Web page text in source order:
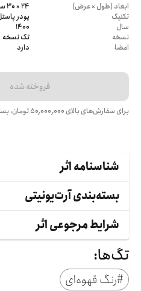
ابعاد (طول × عرض)
24 × 30 سانتی‌متر
تکنیک
پودر
سال
1400
نسخه
تک نسخه
امضا
دارد
فروخته شده
برای سفارش‌های بالای ۵۰٬۰۰۰٬۰۰۰تومان،
شناسنامه اثر
بسته‌بندی آرت‌یونیتی
شرایط مرجوعی اثر
تگ‌ها:
#رنگ قهوه‌ای